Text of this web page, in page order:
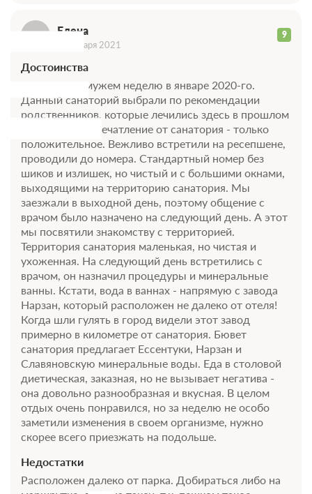
Елена 9
11 января 2021
Достоинства
Отдыхали с мужем неделю в январе 2020-го.
Данный санаторий выбрали по рекомендации
родственников, которые лечились здесь в прошлом
году. Первое впечатление от санатория - только
положительное. Вежливо встретили на ресепшене,
проводили до номера. Стандартный номер без
шиков и излишек, но чистый и с большими окнами,
выходящими на территорию санатория. Мы
заезжали в выходной день, поэтому общение с
врачом было назначено на следующий день. А этот
мы посвятили знакомству с территорией.
Территория санатория маленькая, но чистая и
ухоженная. На следующий день встретились с
врачом, он назначил процедуры и минеральные
ванны. Кстати, вода в ваннах - напрямую с завода
Нарзан, который расположен не далеко от отеля!
Когда шли гулять в город видели этот завод
примерно в километре от санатория. Бювет
санатория предлагает Ессентуки, Нарзан и
Славяновскую минеральные воды. Еда в столовой
диетическая, заказная, но не вызывает негатива -
она довольно разнообразная и вкусная. В целом
отдых очень понравился, но за неделю не особо
заметили изменения в своем организме, нужно
скорее всего приезжать на подольше.
Недостатки
Расположен далеко от парка. Добираться либо на